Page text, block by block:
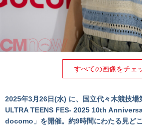
すべての画像をチェ
2025年3⽉26⽇(⽔) に、国⽴代々⽊競技場
ULTRA TEENS FES- 2025 10th
docomo」を開催。約9時間にわたる⾒ど